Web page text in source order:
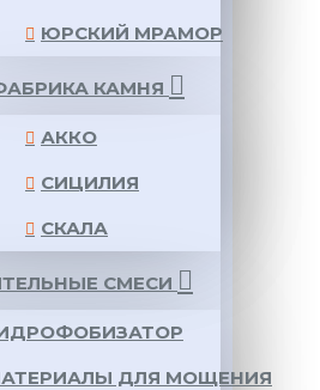
ЮРСКИЙ МРАМОР
КАМНЯ
АККО
СИЦИЛИЯ
СКАЛА
СМЕСИ
ДЛЯ МОЩЕНИЯ